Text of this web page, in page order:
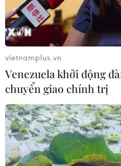
vietnamplus.vn
Venezuela khởi động
chuyển giao chính trị